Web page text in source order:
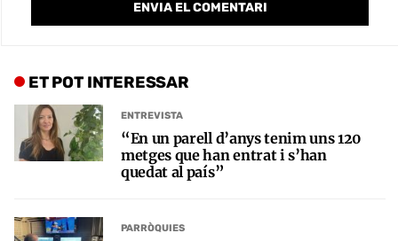
ET POT INTERESSAR
ENTREVISTA
“En un parell d’anys tenim uns 120
metges que han entrat i s’han
quedat al país”
PARRÒQUIES